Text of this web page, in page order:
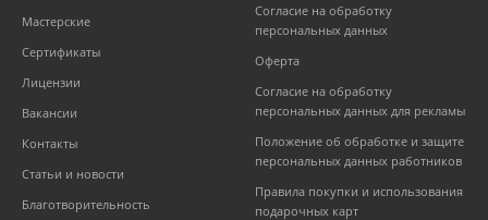
Мастерские
Сертификаты
Лицензии
Вакансии
Контакты
Статьи и новости
Благотворительность
Согласие на обработку
персональных данных
Оферта
Согласие на обработку
персональных данных для рекламы
Положение об обработке и защите
персональных данных работников
Правила покупки и использования
подарочных карт